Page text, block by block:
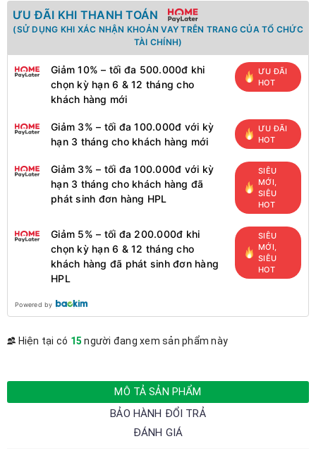
ƯU ĐÃI KHI THANH TOÁN
(SỬ DỤNG KHI XÁC NHẬN KHOẢN VAY TRÊN TRANG CỦA TỔ CHỨC
TÀI CHÍNH)
Giảm 10% – tối đa 500.000đ khi
chọn kỳ hạn 6 & 12 tháng cho
khách hàng mới
ƯU ĐÃI
HOT
Giảm 3% – tối đa 100.000đ với kỳ
hạn 3 tháng cho khách hàng mới
ƯU ĐÃI
HOT
Giảm 3% – tối đa 100.000đ với kỳ
hạn 3 tháng cho khách hàng đã
phát sinh đơn hàng HPL
SIÊU
MỚI,
SIÊU
HOT
Giảm 5% – tối đa 200.000đ khi
chọn kỳ hạn 6 & 12 tháng cho
khách hàng đã phát sinh đơn hàng
HPL
SIÊU
MỚI,
SIÊU
HOT
Powered by
Hiện tại có 15 người đang xem sản phẩm này
MÔ TẢ SẢN PHẨM
BẢO HÀNH ĐỔI TRẢ
ĐÁNH GIÁ